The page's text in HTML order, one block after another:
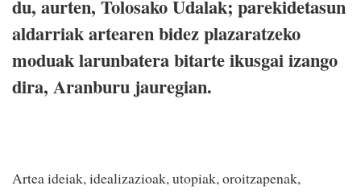
du, aurten, Tolosako Udalak; parekidetasun
aldarriak artearen bidez plazaratzeko
moduak larunbatera bitarte ikusgai izango
dira, Aranburu jauregian.
Artea ideiak, idealizazioak, utopiak, oroitzapenak,